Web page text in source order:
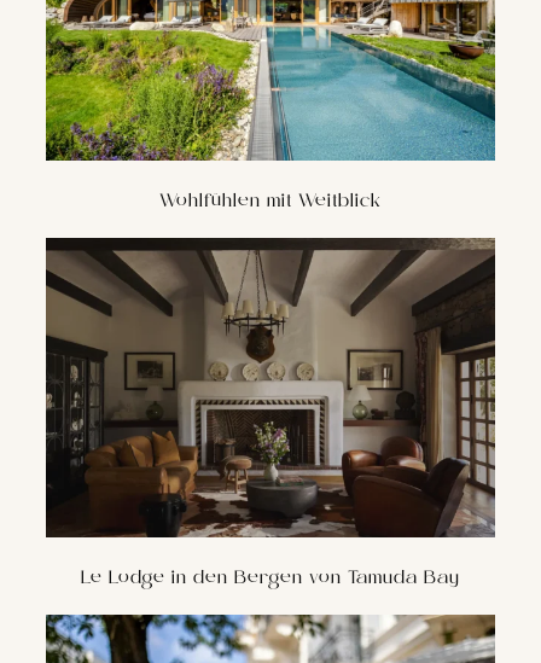
Wohlfühlen mit Weitblick
Le Lodge in den Bergen von Tamuda Bay